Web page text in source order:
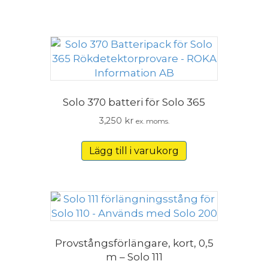
Solo 370 batteri för Solo 365
3,250 kr ex. moms.
Lägg till i varukorg
Provstångsförlängare, kort, 0,5
m – Solo 111